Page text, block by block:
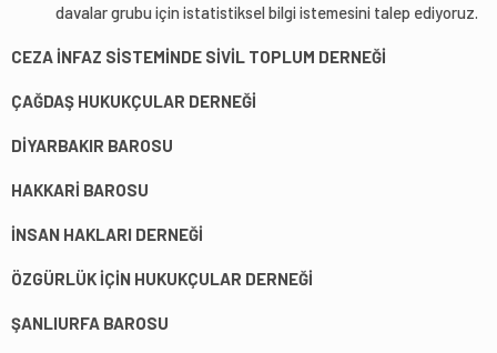
davalar grubu için istatistiksel bilgi istemesini talep ediyoruz.
CEZA İNFAZ SİSTEMİNDE SİVİL TOPLUM DERNEĞİ
ÇAĞDAŞ HUKUKÇULAR DERNEĞİ
DİYARBAKIR BAROSU
HAKKARİ BAROSU
İNSAN HAKLARI DERNEĞİ
ÖZGÜRLÜK İÇİN HUKUKÇULAR DERNEĞİ
ŞANLIURFA BAROSU